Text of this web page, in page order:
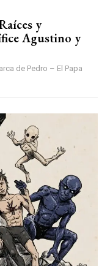
y
Agustino y
de Pedro – El Papa